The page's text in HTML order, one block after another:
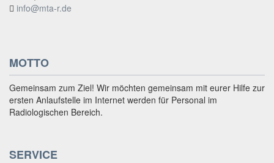
info@mta-r.de
MOTTO
Gemeinsam zum Ziel! Wir möchten gemeinsam mit eurer Hilfe zur
ersten Anlaufstelle im Internet werden für Personal im
Radiologischen Bereich.
SERVICE